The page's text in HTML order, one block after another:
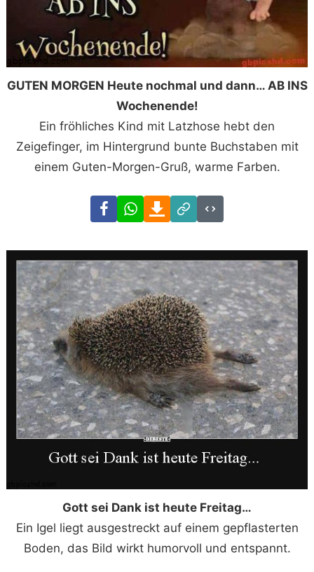
GUTEN MORGEN Heute nochmal und dann… AB INS
Wochenende!
Ein fröhliches Kind mit Latzhose hebt den
Zeigefinger, im Hintergrund bunte Buchstaben mit
einem Guten-Morgen-Gruß, warme Farben.
FacebookWhatsAppDownload
Link
Code
Gott sei Dank ist heute Freitag…
Ein Igel liegt ausgestreckt auf einem gepflasterten
Boden, das Bild wirkt humorvoll und entspannt.